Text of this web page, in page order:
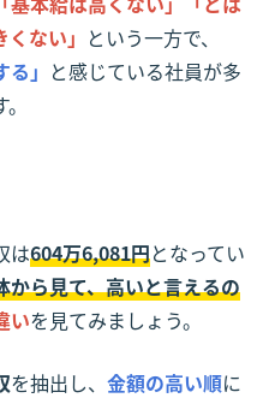
ない」 という一方で、
」 と感じている社員が多
は604万6,081円となってい
から見て、高いと言えるの
いを見てみましょう。
を抽出し、 金額の高い順に